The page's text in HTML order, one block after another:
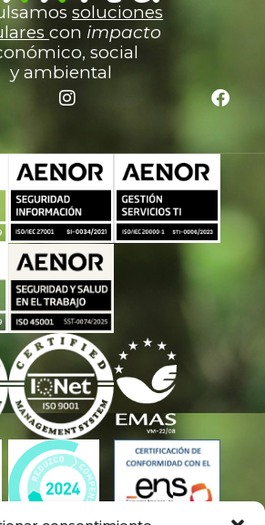
soluciones
con impacto
social
y ambiental